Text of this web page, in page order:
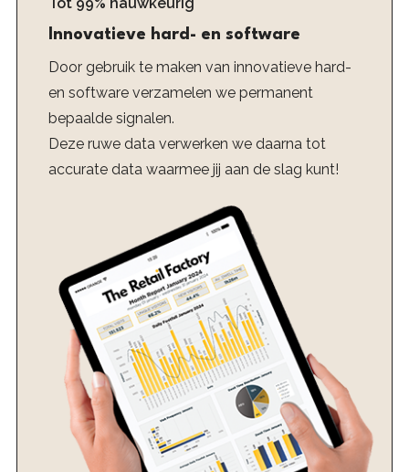
Innovatieve hard- en software
Door gebruik te maken van innovatieve hard-
en software verzamelen we permanent
bepaalde signalen.
Deze ruwe data verwerken we daarna tot
accurate data waarmee jij aan de slag kunt!